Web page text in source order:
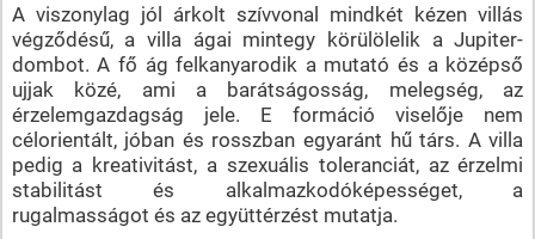
A viszonylag jól árkolt szívvonal mindkét kézen villás
végződésű, a villa ágai mintegy körülölelik a Jupiter-
dombot. A fő ág felkanyarodik a mutató és a középső
ujjak közé, ami a barátságosság, melegség, az
érzelemgazdagság jele. E formáció viselője nem
célorientált, jóban és rosszban egyaránt hű társ. A villa
pedig a kreativitást, a szexuális toleranciát, az érzelmi
stabilitást és alkalmazkodóképességet, a
rugalmasságot és az együttérzést mutatja.